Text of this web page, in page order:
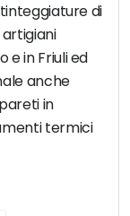
di
e in Friuli ed
anche
in
termici